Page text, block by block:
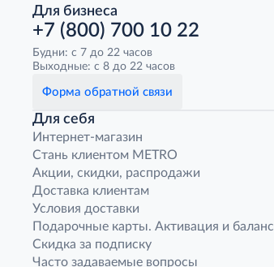
Для бизнеса
+7 (800) 700 10 22
Будни: с 7 до 22 часов
Выходные: с 8 до 22 часов
Форма обратной связи
Для себя
Интернет-магазин
Стань клиентом METRO
Акции, скидки, распродажи
Доставка клиентам
Условия доставки
Подарочные карты. Активация и баланс
Скидка за подписку
Часто задаваемые вопросы